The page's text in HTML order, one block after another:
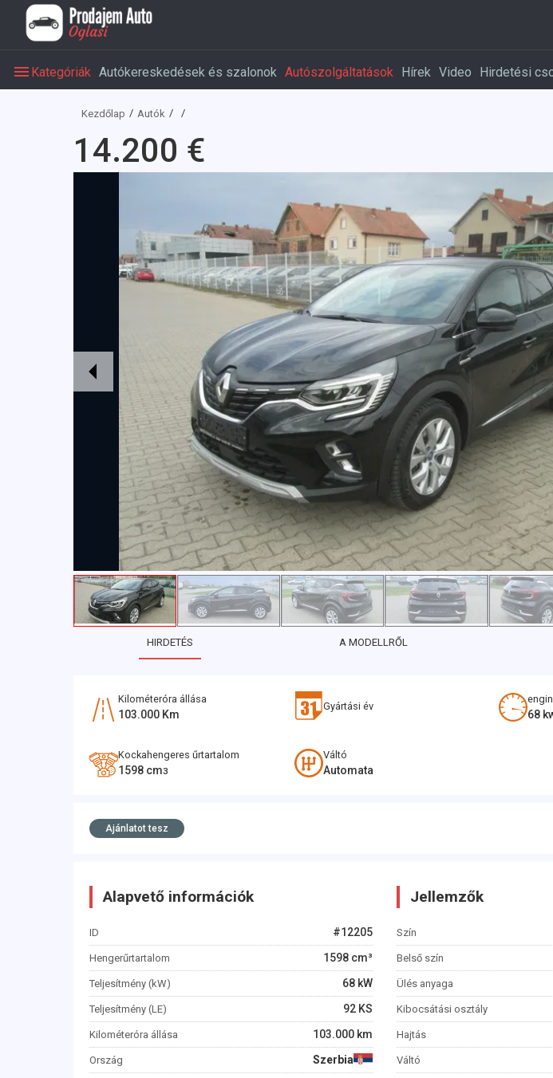
Kategóriák Autókereskedések és szalonok Autószolgáltatások Hírek Video Hirdetési
Kezdőlap Autók
14.200 €
HIRDETÉS A MODELLRŐL
Kilométeróra állása
103.000 Km
Gyártási év
68
Kockahengeres űrtartalom
1598 cm3
Váltó
Automata
Ajánlatot tesz
Alapvető információk
ID #12205
Hengerűrtartalom 1598 cm³
Teljesítmény (kW) 68 kW
Teljesítmény (LE) 92 KS
Kilométeróra állása 103.000 km
Ország Szerbia
Jellemzők
Szín
Belső szín
Ülés anyaga
Kibocsátási osztály
Hajtás
Váltó